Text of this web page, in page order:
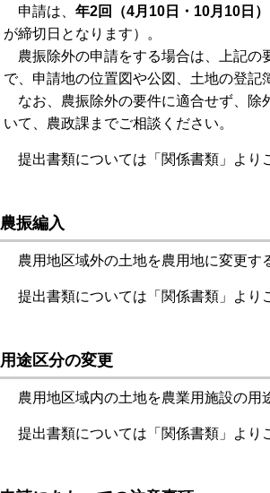
申請は、 年2回（4月10日・10月10日）
が締切日となります）。
農振除外の申請をする場合は、上記の
で、申請地の位置図や公図、土地の登記
なお、農振除外の要件に適合せず、除
いて、農政課までご相談ください。
提出書類については「関係書類」より
農振編入
農用地区域外の土地を農用地に変更す
提出書類については「関係書類」より
用途区分の変更
農用地区域内の土地を農業用施設の用
提出書類については「関係書類」より